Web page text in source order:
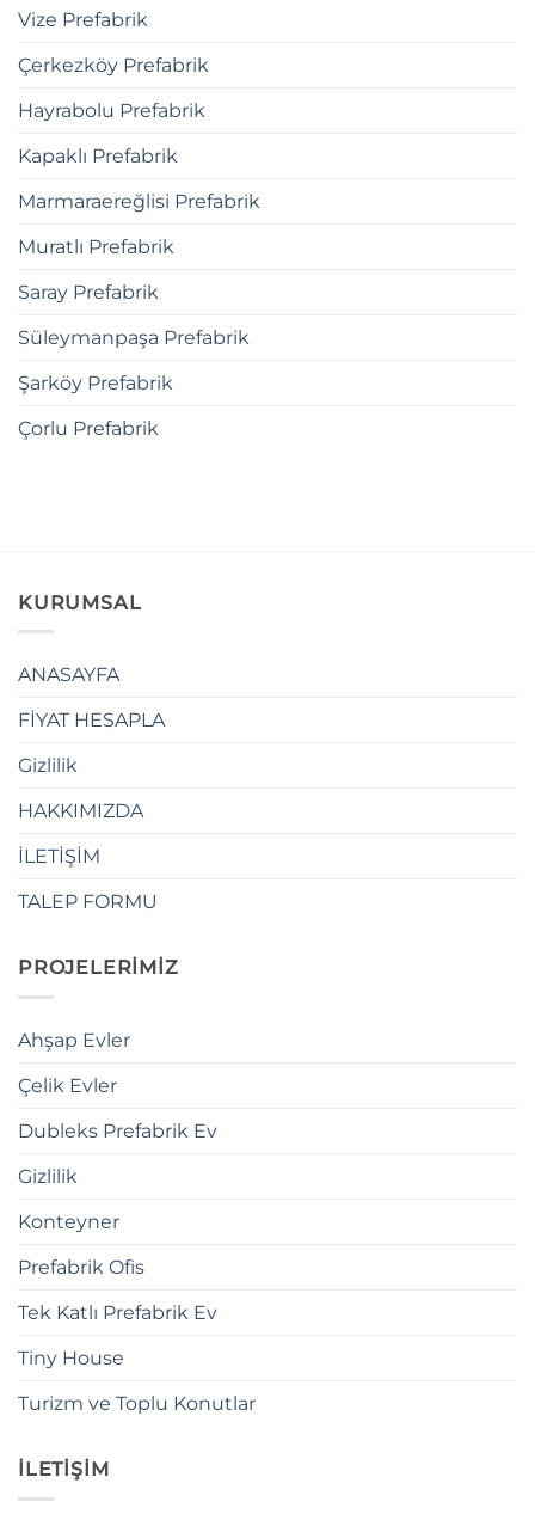
Vize Prefabrik
Çerkezköy Prefabrik
Hayrabolu Prefabrik
Kapaklı Prefabrik
Marmaraereğlisi Prefabrik
Muratlı Prefabrik
Saray Prefabrik
Süleymanpaşa Prefabrik
Şarköy Prefabrik
Çorlu Prefabrik
KURUMSAL
ANASAYFA
FİYAT HESAPLA
Gizlilik
HAKKIMIZDA
İLETİŞİM
TALEP FORMU
PROJELERİMİZ
Ahşap Evler
Çelik Evler
Dubleks Prefabrik Ev
Gizlilik
Konteyner
Prefabrik Ofis
Tek Katlı Prefabrik Ev
Tiny House
Turizm ve Toplu Konutlar
İLETİŞİM